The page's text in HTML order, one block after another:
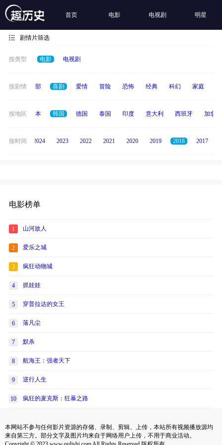
首页 电影 电视剧 明星
剧情片筛选
按类型 电影 电视剧
按剧情 全部 喜剧 爱情 冒险 恐怖 经典 科幻 家庭
按地区
英国 日本 韩国 德国 泰国 印度 意大利 西班牙 加拿大
按时间
2025 2024 2023 2022 2021 2020 2019 2018 2017
电影榜单
1 山河故人
2 爱乐之城
3 疯狂动物城
4 抓娃娃
5 穿普拉达的女王
6 落凡尘
7 默杀
8 航海王：强者天下
9 逆行人生
10 疯狂的麦克斯：狂暴之路
本网站不参与任何影片资源的存储、录制、剪辑、上传，本站所有视频播放源均
来自第三方。部分文字及图片均来自于网络用户上传，不用于商业活动。